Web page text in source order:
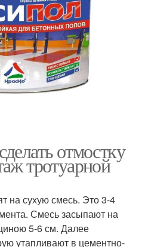
отмостку
тротуарной
на сухую смесь. Это 3-4
Смесь засыпают на
5-6 см. Далее
утапливают в цементно-